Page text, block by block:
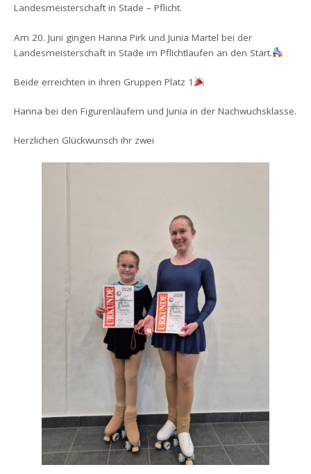
Landesmeisterschaft in Stade – Pflicht.
Am 20. Juni gingen Hanna Pirk und Junia Martel bei der
Landesmeisterschaft in Stade im Pflichtlaufen an den Start.
Beide erreichten in ihren Gruppen Platz 1
Hanna bei den Figurenläufern und Junia in der Nachwuchsklasse.
Herzlichen Glückwunsch ihr zwei